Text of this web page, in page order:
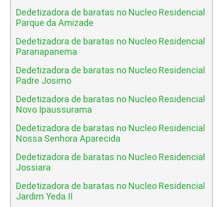
Dedetizadora de baratas no Nucleo Residencial
Parque da Amizade
Dedetizadora de baratas no Nucleo Residencial
Paranapanema
Dedetizadora de baratas no Nucleo Residencial
Padre Josimo
Dedetizadora de baratas no Nucleo Residencial
Novo Ipaussurama
Dedetizadora de baratas no Nucleo Residencial
Nossa Senhora Aparecida
Dedetizadora de baratas no Nucleo Residencial
Jossiara
Dedetizadora de baratas no Nucleo Residencial
Jardim Yeda II